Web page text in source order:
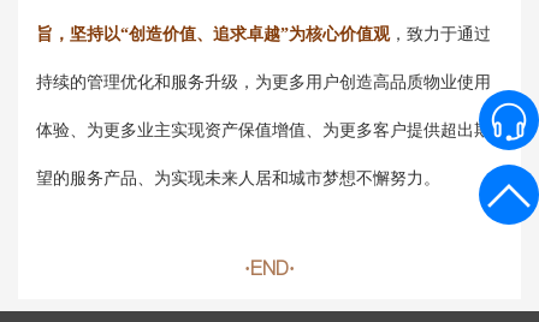
旨，坚持以“创造价值、追求卓越”为核心价值观，致力于通过
持续的管理优化和服务升级，为更多用户创造高品质物业使用
体验、为更多业主实现资产保值增值、为更多客户提供超出期
望的服务产品、为实现未来人居和城市梦想不懈努力。
·END·